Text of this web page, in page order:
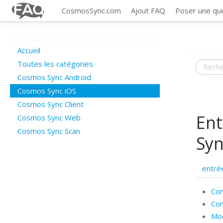
CosmosSync.com Ajout FAQ Poser une
Accueil
Toutes les catégories
Cosmos Sync Android
Cosmos Sync iOS
Cosmos Sync Client
Cosmos Sync Web
Cosmos Sync Scan